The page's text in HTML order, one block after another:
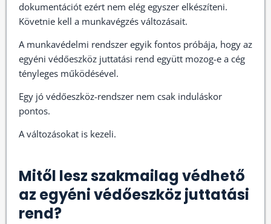
dokumentációt ezért nem elég egyszer elkészíteni.
Követnie kell a munkavégzés változásait.
A munkavédelmi rendszer egyik fontos próbája, hogy az
egyéni védőeszköz juttatási rend együtt mozog-e a cég
tényleges működésével.
Egy jó védőeszköz-rendszer nem csak induláskor
pontos.
A változásokat is kezeli.
Mitől lesz szakmailag védhető
az egyéni védőeszköz juttatási
rend?